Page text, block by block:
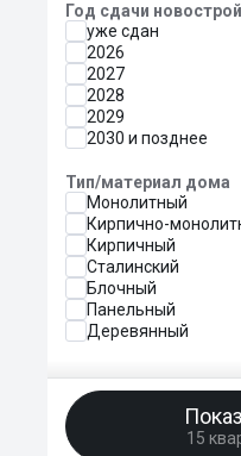
Год сдачи
уже сдан
2026
2027
2028
2029
2030 и позднее
Тип/материал дома
Монолитный
Кирпично-
Кирпичный
Сталинский
Блочный
Панельный
Деревянный
15